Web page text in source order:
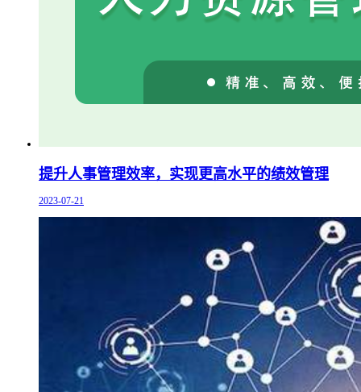
提升人事管理效率，实现更高水平的绩效管理
2023-07-21